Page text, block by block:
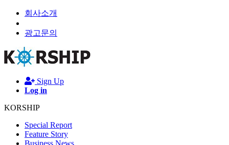
회사소개
광고문의
Sign Up
Log in
KORSHIP
Special Report
Feature Story
Business News